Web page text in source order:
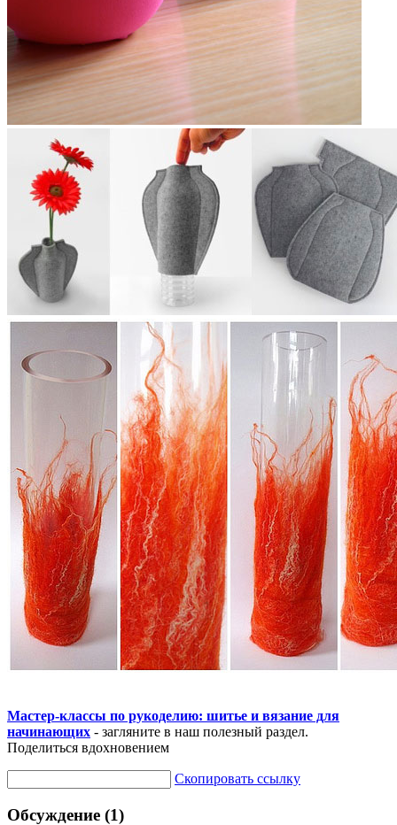
Мастер-классы по рукоделию: шитье и вязание для
начинающих - загляните в наш полезный раздел.
Поделиться вдохновением
Скопировать ссылку
Обсуждение (1)